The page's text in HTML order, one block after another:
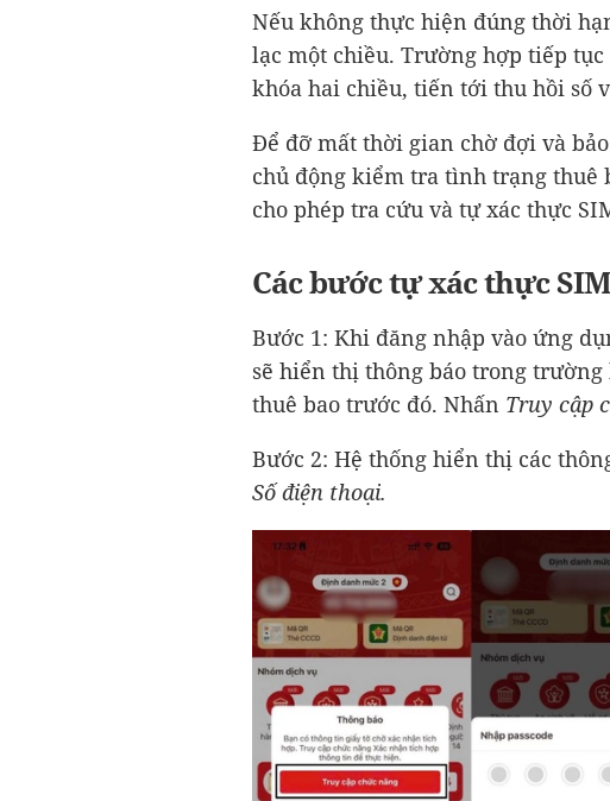
Nếu không thực hiện đúng thời
lạc một chiều. Trường hợp tiếp
khóa hai chiều, tiến tới thu hồi số
Để đỡ mất thời gian chờ đợi và
chủ động kiểm tra tình trạng thuê
cho phép tra cứu và tự xác thực
Các bước tự xác thực
Bước 1: Khi đăng nhập vào ứng
sẽ hiển thị thông báo trong
thuê bao trước đó. Nhấn Truy cập
Bước 2: Hệ thống hiển thị các
Số điện thoại.